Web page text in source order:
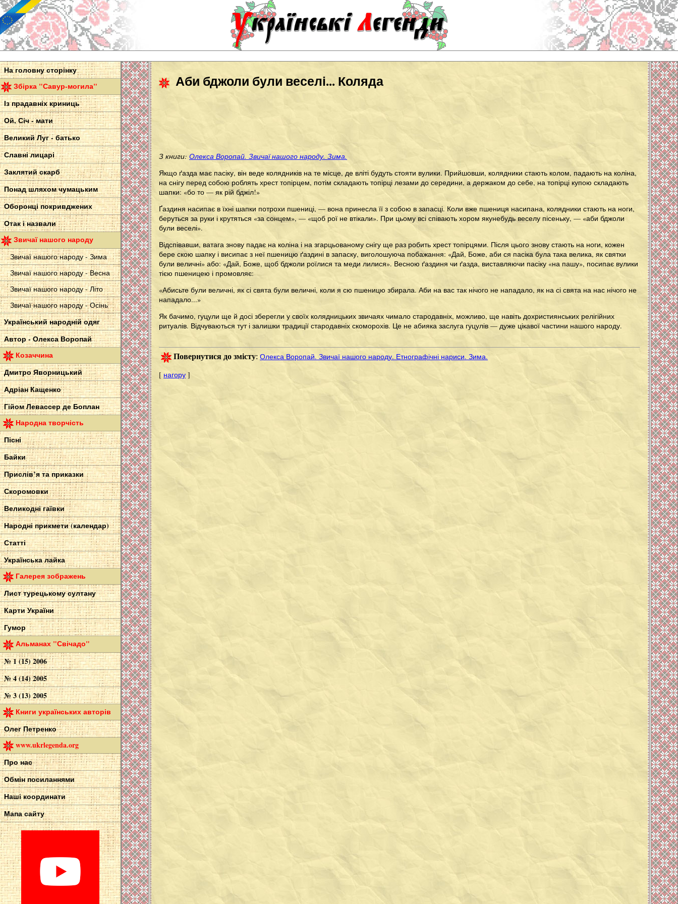
На головну сторінку
Збірка "Савур-могила"
Із прадавніх криниць
Ой, Січ - мати
Великий Луг - батько
Славні лицарі
Заклятий скарб
Понад шляхом чумацьким
Оборонці покривджених
Отак і назвали
Звичаї нашого народу
Звичаї нашого народу - Зима
Звичаї нашого народу - Весна
Звичаї нашого народу - Літо
Звичаї нашого народу - Осінь
Український народній одяг
Автор - Олекса Воропай
Козаччина
Дмитро Яворницький
Адріан Кащенко
Гійом Левассер де Боплан
Народна творчість
Пісні
Байки
Прислів’я та приказки
Скоромовки
Великодні гаївки
Народні прикмети (календар)
Статті
Українська лайка
Галерея зображень
Лист турецькому султану
Карти України
Гумор
Альманах "Свічадо"
№ 1 (15) 2006
№ 4 (14) 2005
№ 3 (13) 2005
Книги українських авторів
Олег Петренко
www.ukrlegenda.org
Про нас
Обмін посиланнями
Наші координати
Мапа сайту
Аби бджоли були веселі... Коляда
З книги: Олекса Воропай. Звичаї нашого народу. Зима.
Якщо ґазда має пасіку, він веде колядників на те місце, де вліті будуть стояти вулики. Прийшовши, колядники стають колом, падають на коліна,
на снігу перед собою роблять хрест топірцем, потім складають топірці лезами до середини, а держаком до себе, на топірці купою складають
шапки: «бо то — як рій бджіл!»
Ґаздиня насипає в їхні шапки потрохи пшениці, — вона принесла її з собою в запасці. Коли вже пшениця насипана, колядники стають на ноги,
беруться за руки і крутяться «за сонцем», — «щоб рої не втікали». При цьому всі співають хором якунебудь веселу пісеньку, — «аби бджоли
були веселі».
Відспівавши, ватага знову падає на коліна і на згарцьованому снігу ще раз робить хрест топірцями. Після цього знову стають на ноги, кожен
бере скою шапку і висипає з неї пшеницю ґаздині в запаску, виголошуюча побажання: «Дай, Боже, аби ся пасіка була така велика, як святки
були величні» або: «Дай, Боже, щоб бджоли роїлися та меди лилися». Весною ґаздиня чи ґазда, виставляючи пасіку «на пашу», посипає вулики
тією пшеницею і промовляє:
«Абисьте були величні, як сі свята були величні, коли я сю пшеницю збирала. Аби на вас так нічого не нападало, як на сі свята на нас нічого не
нападало...»
Як бачимо, гуцули ще й досі зберегли у своїх колядницьких звичаях чимало стародавніх, можливо, ще навіть дохристиянських релігійних
ритуалів. Відчуваються тут і залишки традиції стародавніх скоморохів. Це не абияка заслуга гуцулів — дуже цікавої частини нашого народу.
Повернутися до змісту: Олекса Воропай. Звичаї нашого народу. Етнографічні нариси. Зима.
[ нагору ]